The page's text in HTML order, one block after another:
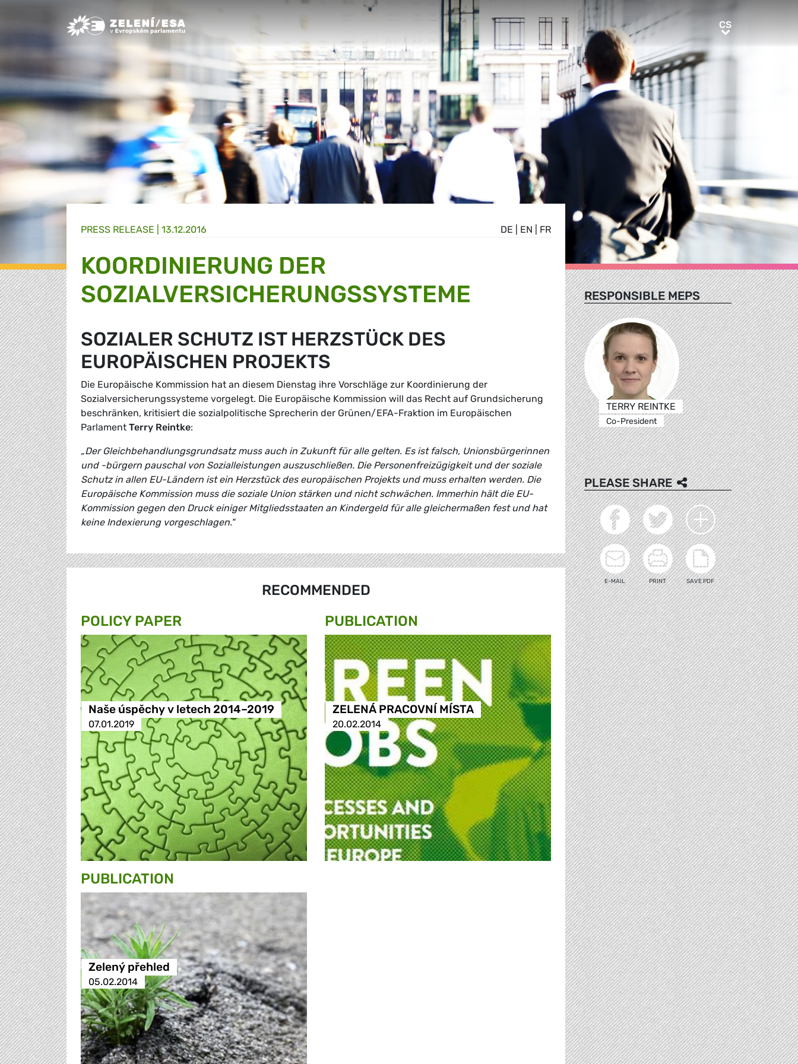
Greens/EFA Home CSCS
DE EN FR
PRESS RELEASE | 13.12.2016
KOORDINIERUNG DER
SOZIALVERSICHERUNGSSYSTEME
SOZIALER SCHUTZ IST HERZSTÜCK DES
EUROPÄISCHEN PROJEKTS
Die Europäische Kommission hat an diesem Dienstag ihre Vorschläge zur Koordinierung der
Sozialversicherungssysteme vorgelegt. Die Europäische Kommission will das Recht auf Grundsicherung
beschränken, kritisiert die sozialpolitische Sprecherin der Grünen/EFA-Fraktion im Europäischen
Parlament Terry Reintke:
„Der Gleichbehandlungsgrundsatz muss auch in Zukunft für alle gelten. Es ist falsch, Unionsbürgerinnen
und -bürgern pauschal von Sozialleistungen auszuschließen. Die Personenfreizügigkeit und der soziale
Schutz in allen EU-Ländern ist ein Herzstück des europäischen Projekts und muss erhalten werden. Die
Europäische Kommission muss die soziale Union stärken und nicht schwächen. Immerhin hält die EU-
Kommission gegen den Druck einiger Mitgliedsstaaten an Kindergeld für alle gleichermaßen fest und hat
keine Indexierung vorgeschlagen."
RECOMMENDED
POLICY PAPER
Naše úspěchy v letech 2014–2019
07.01.2019
PUBLICATION
ZELENÁ PRACOVNÍ MÍSTA
20.02.2014
PUBLICATION
Zelený přehled
05.02.2014
RESPONSIBLE MEPS
TERRY REINTKE
Co-President
PLEASE SHARE
E-MAIL PRINT SAVE PDF